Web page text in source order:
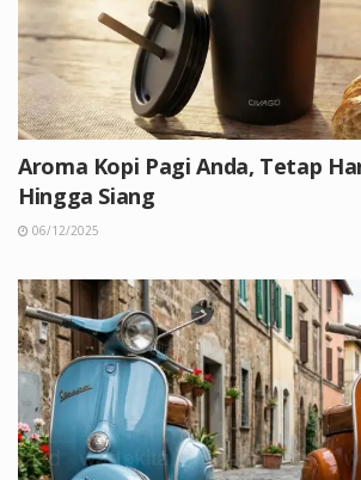
Aroma Kopi Pagi Anda, Tetap
Hingga Siang
06/12/2025